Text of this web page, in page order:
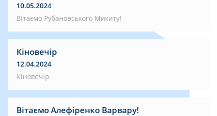
10.05.2024
Вітаємо Рубановського Микиту!
Кіновечір
12.04.2024
Кіновечір
Вітаємо Алефіренко Варвару!